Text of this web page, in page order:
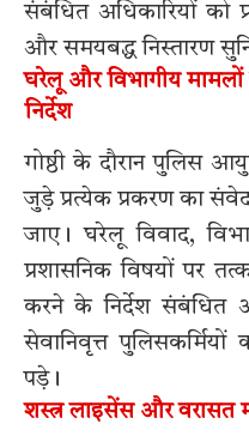
संबंधित अधिकारियों को
और समयबद्ध निस्तारण
घरेलू और विभागीय मामलों
निर्देश
गोष्ठी के दौरान पुलिस
जुड़े प्रत्येक प्रकरण का
जाए। घरेलू विवाद,
प्रशासनिक विषयों पर
करने के निर्देश संबंधित
सेवानिवृत्त पुलिसकर्मियों
पड़े।
शस्त्र लाइसेंस और वरासत